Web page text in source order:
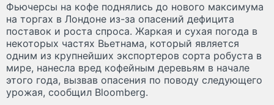
Фьючерсы на кофе поднялись до нового максимума
на торгах в Лондоне из-за опасений дефицита
поставок и роста спроса. Жаркая и сухая погода в
некоторых частях Вьетнама, который является
одним из крупнейших экспортеров сорта робуста в
мире, нанесла вред кофейным деревьям в начале
этого года, вызвав опасения по поводу следующего
урожая, сообщил Bloomberg.